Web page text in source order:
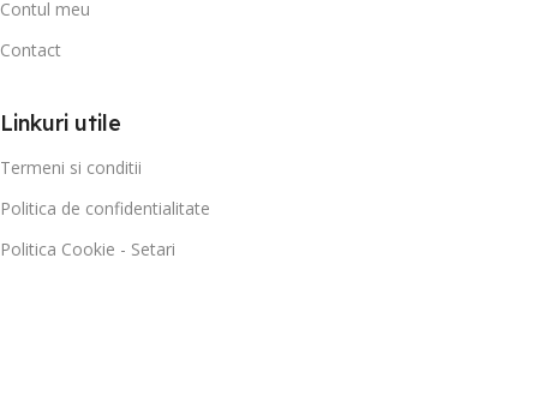
Contul meu
Contact
Linkuri utile
Termeni si conditii
Politica de confidentialitate
Politica Cookie - Setari